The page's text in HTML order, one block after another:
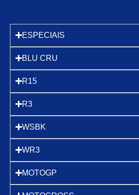
ESPECIAIS
BLU CRU
R15
R3
WSBK
WR3
MOTOGP